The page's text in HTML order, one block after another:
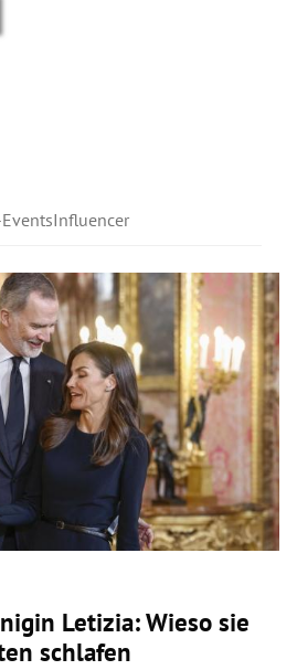
Influencer
Letizia: Wieso sie
schlafen